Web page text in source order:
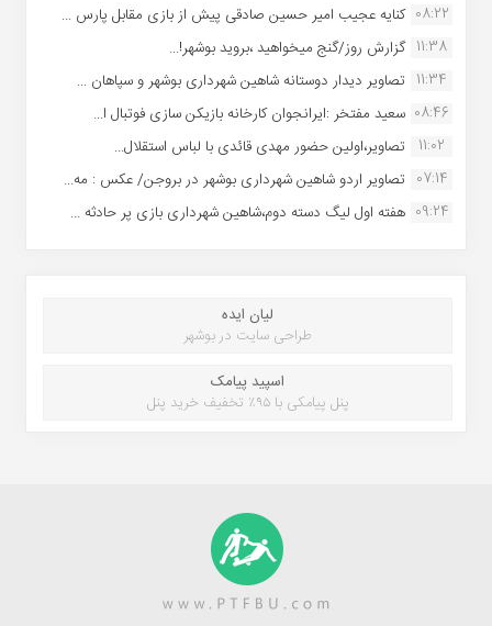
08:22 کنایه عجیب امیر حسین صادقی پیش از بازی مقابل پارس ...
11:38 گزارش روز/گنج میخواهید ،بروید بوشهر!...
11:34 تصاویر دیدار دوستانه شاهین شهردارى بوشهر و سپاهان ...
08:46 سعید مفتخر :ایرانجوان کارخانه بازیکن سازی فوتبال ا...
11:02
تصاویر،اولین حضور مهدی قائدی با لباس استقلال...
07:14 تصاویر اردو شاهین شهرداری بوشهر در بروجن/ عکس : مه...
09:24 هفته اول لیگ دسته دوم،شاهین شهرداری بازی پر حادثه ...
لیان ایده
طراحی سایت در بوشهر
اسپید پیامک
پنل پیامکی با ۹۵٪ تخفیف خرید پنل